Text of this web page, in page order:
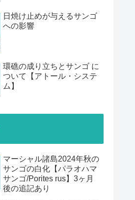
日焼け止めが与えるサンゴ
への影響
環礁の成り立ちとサンゴ に
ついて【アトール・システ
ム】
マーシャル諸島2024年秋の
サンゴの白化【パラオハマ
サンゴ/Porites rus】3ヶ月
後の追記あり